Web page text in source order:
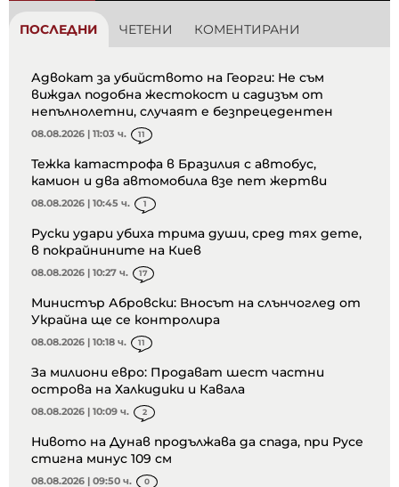
ПОСЛЕДНИ ЧЕТЕНИ КОМЕНТИРАНИ
Адвокат за убийството на Георги: Не съм
виждал подобна жестокост и садизъм от
непълнолетни, случаят е безпрецедентен
08.08.2026 | 11:03 ч. 11
Тежка катастрофа в Бразилия с автобус,
камион и два автомобила взе пет жертви
08.08.2026 | 10:45 ч. 1
Руски удари убиха трима души, сред тях дете,
в покрайнините на Киев
08.08.2026 | 10:27 ч. 17
Министър Абровски: Вносът на слънчоглед от
Украйна ще се контролира
08.08.2026 | 10:18 ч. 11
За милиони евро: Продават шест частни
острова на Халкидики и Кавала
08.08.2026 | 10:09 ч. 2
Нивото на Дунав продължава да спада, при Русе
стигна минус 109 см
08.08.2026 | 09:50 ч. 0